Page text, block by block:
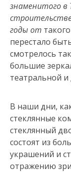
знаменитого
годы от
перестало
смотрелось
большие
театральной
В наши дни,
стеклянные
стеклянный
состоят из
украшений и
отражению